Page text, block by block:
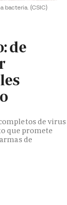
bacteria. (CSIC)
de
de virus
que promete
de